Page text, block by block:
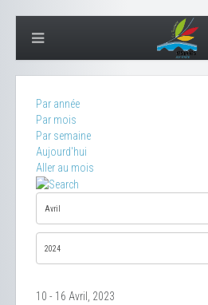
Par année
Par mois
Par semaine
Aujourd'hui
Aller au mois
10 - 16 Avril, 2023